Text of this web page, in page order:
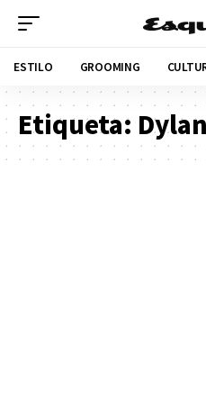
ESTILO GROOMING
Etiqueta: